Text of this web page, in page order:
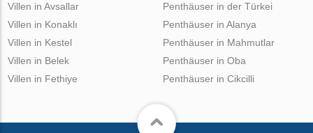
Villen in Avsallar
Villen in Konaklı
Villen in Kestel
Villen in Belek
Villen in Fethiye
Penthäuser in der Türkei
Penthäuser in Alanya
Penthäuser in Mahmutlar
Penthäuser in Oba
Penthäuser in Cikcilli